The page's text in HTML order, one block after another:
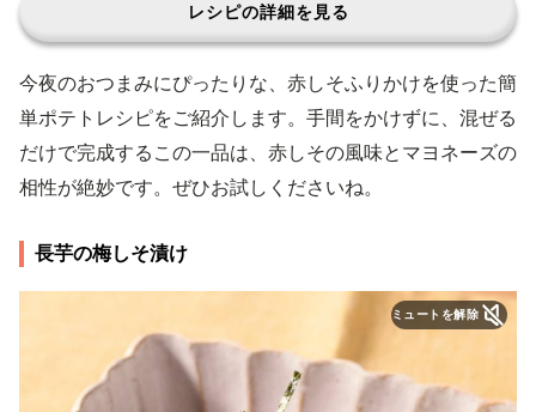
レシピの詳細を見る
今夜のおつまみにぴったりな、赤しそふりかけを使った簡
単ポテトレシピをご紹介します。手間をかけずに、混ぜる
だけで完成するこの一品は、赤しその風味とマヨネーズの
相性が絶妙です。ぜひお試しくださいね。
長芋の梅しそ漬け
ミュートを解除